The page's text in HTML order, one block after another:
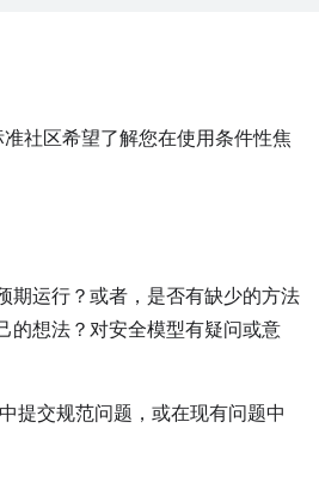
社区希望了解您在使用条件性焦
期运行？或者，是否有缺少的方法
的想法？对安全模型有疑问或意
中提交规范问题，或在现有问题中